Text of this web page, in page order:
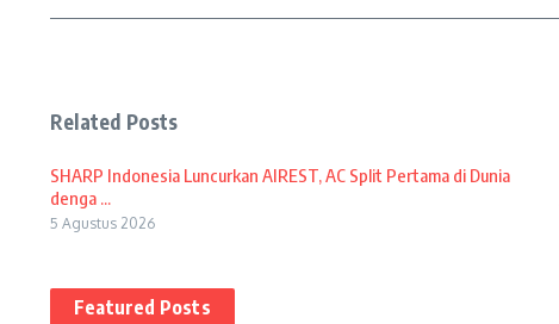
Related Posts
SHARP Indonesia Luncurkan AIREST, AC Split Pertama di Dunia
denga ...
5 Agustus 2026
Featured Posts